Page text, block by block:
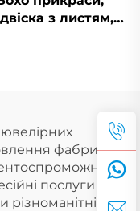
з листям,
фабрики,
послуги
різноманітні